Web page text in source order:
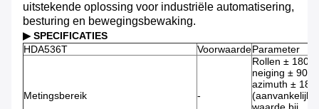
uitstekende oplossing voor industriële automatisering,
besturing en bewegingsbewaking.
▶ SPECIFICATIES
HDA536T
VoorwaardeParameter
Metingsbereik -
Rollen ± 180°,
neiging ± 90°,
azimuth ±
(aanvankelijke